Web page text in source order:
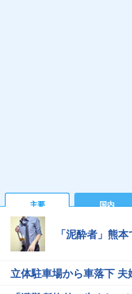
主要 国内
「泥酔者」熊
立体駐車場から車落下 夫